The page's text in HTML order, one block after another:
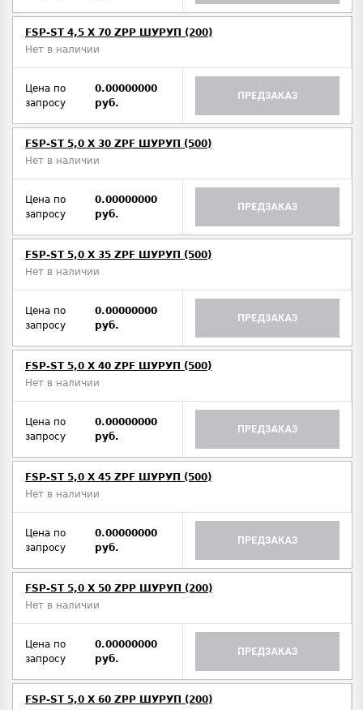
FSP-ST 4,5 X 70 ZPP ШУРУП (200)
Нет в наличии
Цена по
запросу
0.00000000
руб.
ПРЕДЗАКАЗ
FSP-ST 5,0 X 30 ZPF ШУРУП (500)
Нет в наличии
Цена по
запросу
0.00000000
руб.
ПРЕДЗАКАЗ
FSP-ST 5,0 X 35 ZPF ШУРУП (500)
Нет в наличии
Цена по
запросу
0.00000000
руб.
ПРЕДЗАКАЗ
FSP-ST 5,0 X 40 ZPF ШУРУП (500)
Нет в наличии
Цена по
запросу
0.00000000
руб.
ПРЕДЗАКАЗ
FSP-ST 5,0 X 45 ZPF ШУРУП (500)
Нет в наличии
Цена по
запросу
0.00000000
руб.
ПРЕДЗАКАЗ
FSP-ST 5,0 X 50 ZPP ШУРУП (200)
Нет в наличии
Цена по
запросу
0.00000000
руб.
ПРЕДЗАКАЗ
FSP-ST 5,0 X 60 ZPP ШУРУП (200)